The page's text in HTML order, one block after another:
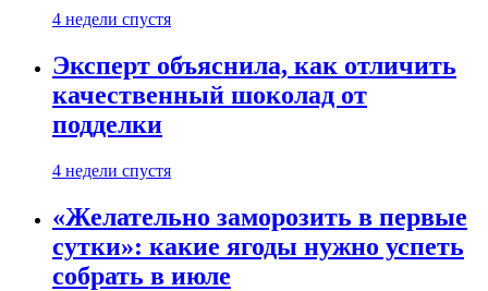
4 недели спустя
Эксперт объяснила, как отличить
качественный шоколад от
подделки
4 недели спустя
«Желательно заморозить в первые
сутки»: какие ягоды нужно успеть
собрать в июле